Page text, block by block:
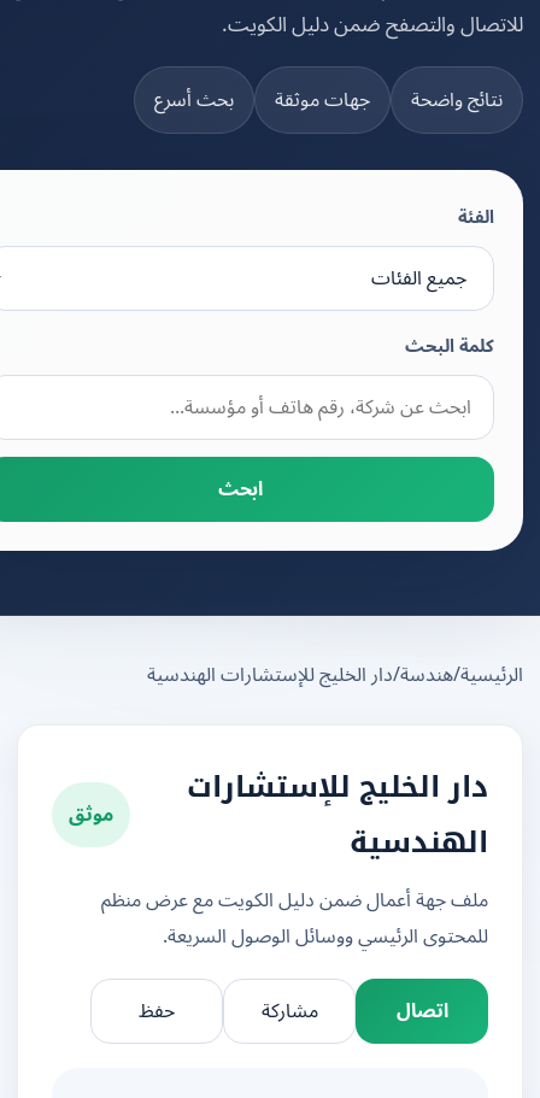
والتصفح ضمن دليل الكويت.
واضحة جهات موثقة بحث أسرع
كلمة البحث
ابحث
/هندسة/دار الخليج للإستشارات الهندسية
دار الخليج للإستشارات
الهندسية
موثق
ملف جهة أعمال ضمن دليل الكويت مع عرض منظم
للمحتوى الرئيسي ووسائل الوصول السريعة.
اتصال
مشاركة